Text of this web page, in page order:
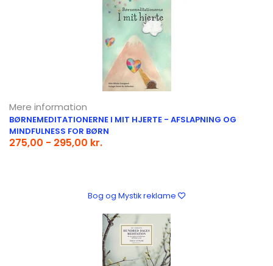
Mere information
BØRNEMEDITATIONERNE I MIT HJERTE - AFSLAPNING OG
MINDFULNESS FOR BØRN
275,00 - 295,00 kr.
Bog og Mystik reklame